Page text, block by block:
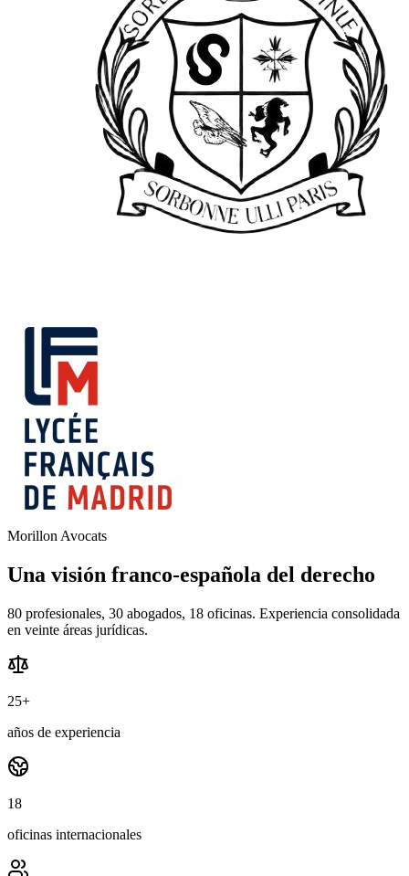
Morillon Avocats
Una visión franco-española del derecho
80 profesionales, 30 abogados, 18 oficinas. Experiencia consolidada
en veinte áreas jurídicas.
25+
años de experiencia
18
oficinas internacionales